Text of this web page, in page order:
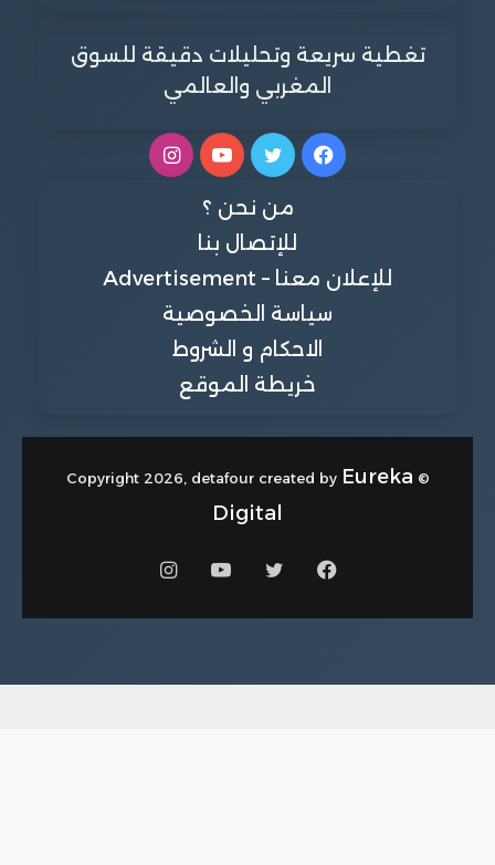
تغطية سريعة وتحليلات دقيقة للسوق
المغربي والعالمي
فيسبوكتويتر يوتيوبانستقرام
من نحن ؟
للإتصال بنا
للإعلان معنا – Advertisement
سياسة الخصوصية
الاحكام و الشروط
خريطة الموقع
© Copyright 2026, detafour created by
Eureka
Digital
فيسبوكتويتر يوتيوبانستقرام